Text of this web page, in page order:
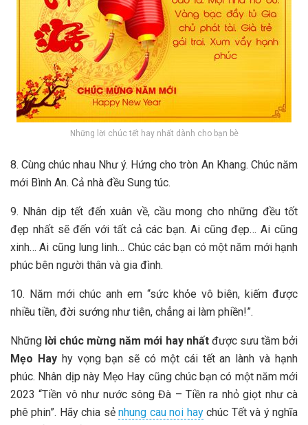
Những lời chúc tết hay nhất dành cho bạn bè
8. Cùng chúc nhau Như ý. Hứng cho tròn An Khang. Chúc năm
mới Bình An. Cả nhà đều Sung túc.
9. Nhân dịp tết đến xuân về, cầu mong cho những đều tốt
đẹp nhất sẽ đến với tất cả các bạn. Ai cũng đẹp… Ai cũng
xinh… Ai cũng lung linh… Chúc các bạn có một năm mới hạnh
phúc bên người thân và gia đình.
10. Năm mới chúc anh em “sức khỏe vô biên, kiếm được
nhiều tiền, đời sướng như tiên, chẳng ai làm phiền!”.
Những lời chúc mừng năm mới hay nhấtđược sưu tầm bởi
Mẹo Hayhy vọng bạn sẽ có một cái tết an lành và hạnh
phúc. Nhân dịp này Mẹo Hay cũng chúc bạn có một năm mới
2023 “Tiền vô như nước sông Đà – Tiền ra nhỏ giọt như cà
phê phin”. Hãy chia sẻnhung cau noi haychúc Tết và ý nghĩa